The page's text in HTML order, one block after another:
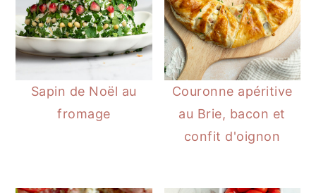
Sapin de Noël au
fromage
Couronne apéritive
au Brie, bacon et
confit d'oignon